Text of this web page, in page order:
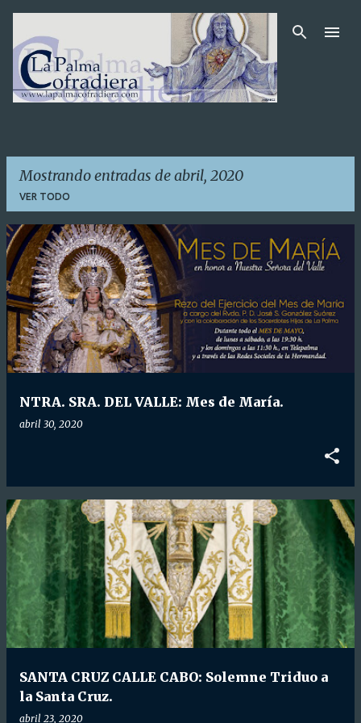
Ir al contenido principal
Mostrando entradas de abril, 2020
VER TODO
E
n
t
r
a
d
NTRA. SRA. DEL VALLE: Mes de María.
abril 30, 2020
SANTA CRUZ CALLE CABO: Solemne Triduo a
la Santa Cruz.
abril 23, 2020